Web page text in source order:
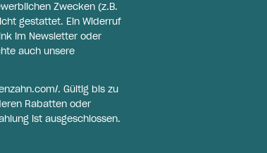
Zwecken (z.B.
gestattet. Ein Widerruf
im Newsletter oder
auch unsere
. Gültig bis zu
Rabatten oder
ist ausgeschlossen.